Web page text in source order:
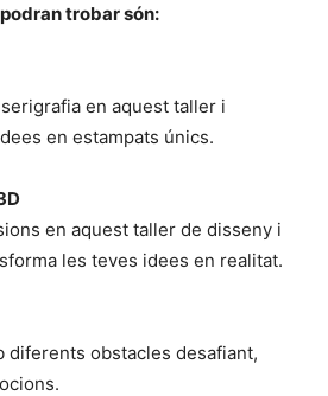
trobar són:
en aquest taller i
en estampats únics.
en aquest taller de disseny i
les teves idees en realitat.
diferents obstacles desafiant,